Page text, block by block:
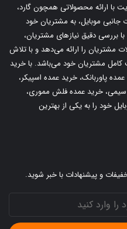
با ارائه محصولاتی همچون گارد،
موبایل، به مشتریان خود
بررسی دقیق نیازهای مشتریان،
مشتریان را ارائه می‌دهد و با تلاش
مشتریان خود می‌باشد. باخرید
پاوربانک، خرید عمده اسپیکر،
سیمی، خرید عمده فلش مموری،
خود را به یکی از بهترین
و پیشنهادات با خبر شوید.